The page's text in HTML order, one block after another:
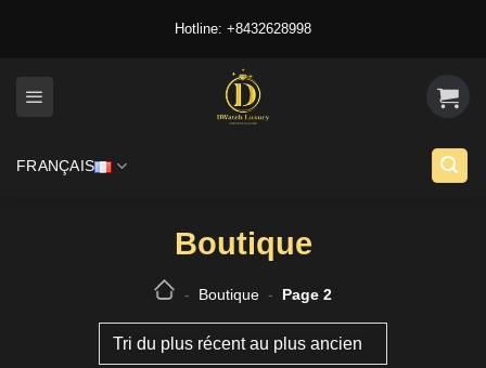
Hotline: +8432628998
FRANÇAIS
Boutique
- Boutique - Page 2